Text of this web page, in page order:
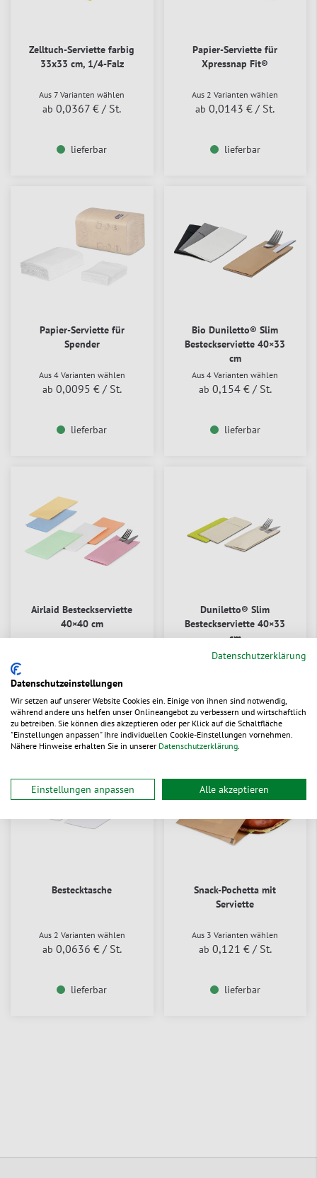
Zelltuch-Serviette farbig
33x33 cm, 1/4-Falz
Aus 7 Varianten wählen
ab 0,0367 € / St.
lieferbar
Papier-Serviette für
Xpressnap Fit®
Aus 2 Varianten wählen
ab 0,0143 € / St.
lieferbar
Papier-Serviette für
Spender
Aus 4 Varianten wählen
ab 0,0095 € / St.
lieferbar
Bio Duniletto® Slim
Besteckserviette 40×33
cm
Aus 4 Varianten wählen
ab 0,154 € / St.
lieferbar
Airlaid Besteckserviette
40×40 cm
lieferbar
Duniletto® Slim
Besteckserviette 40×33
cm
Aus 5 Varianten wählen
lieferbar
Bestecktasche
Aus 2 Varianten wählen
ab 0,0636 € / St.
lieferbar
Snack-Pochetta mit
Serviette
Aus 3 Varianten wählen
ab 0,121 € / St.
lieferbar
Datenschutzerklärung
Datenschutzeinstellungen
Wir setzen auf unserer Website Cookies ein. Einige von ihnen sind notwendig,
während andere uns helfen unser Onlineangebot zu verbessern und wirtschaftlich
zu betreiben. Sie können dies akzeptieren oder per Klick auf die Schaltfläche
"Einstellungen anpassen" Ihre individuellen Cookie-Einstellungen vornehmen.
Nähere Hinweise erhalten Sie in unserer Datenschutzerklärung
Einstellungen anpassen Alle akzeptieren